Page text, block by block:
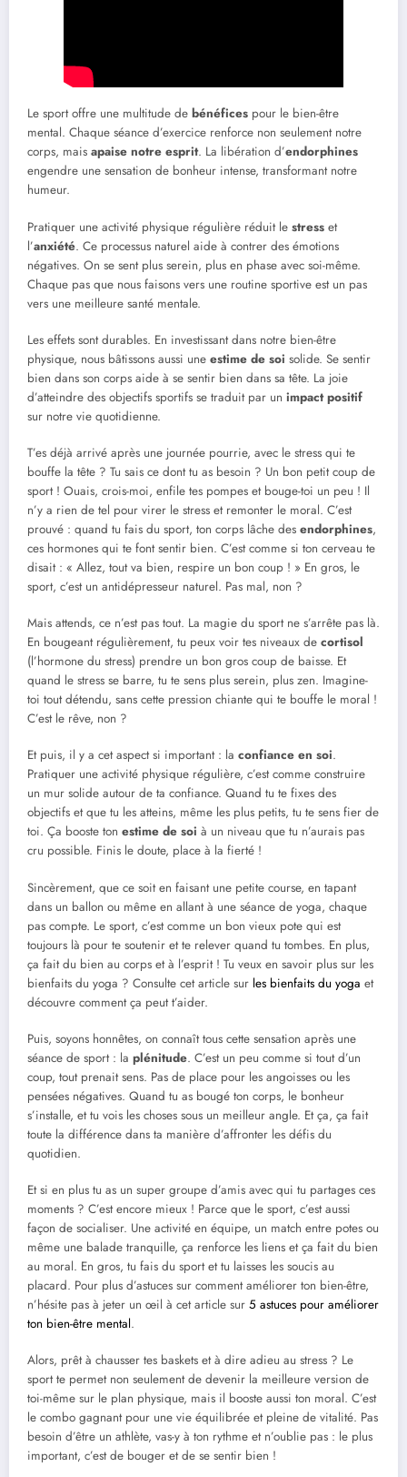
Le sport offre une multitude de bénéfices pour le bien-être
mental. Chaque séance d’exercice renforce non seulement notre
corps, mais apaise notre esprit. La libération d’endorphines
engendre une sensation de bonheur intense, transformant notre
humeur.
Pratiquer une activité physique régulière réduit le stress et
l’anxiété. Ce processus naturel aide à contrer des émotions
négatives. On se sent plus serein, plus en phase avec soi-même.
Chaque pas que nous faisons vers une routine sportive est un pas
vers une meilleure santé mentale.
Les effets sont durables. En investissant dans notre bien-être
physique, nous bâtissons aussi une estime de soi solide. Se sentir
bien dans son corps aide à se sentir bien dans sa tête. La joie
d’atteindre des objectifs sportifs se traduit par un impact positif
sur notre vie quotidienne.
T’es déjà arrivé après une journée pourrie, avec le stress qui te
bouffe la tête ? Tu sais ce dont tu as besoin ? Un bon petit coup de
sport ! Ouais, crois-moi, enfile tes pompes et bouge-toi un peu ! Il
n’y a rien de tel pour virer le stress et remonter le moral. C’est
prouvé : quand tu fais du sport, ton corps lâche des endorphines,
ces hormones qui te font sentir bien. C’est comme si ton cerveau te
disait : « Allez, tout va bien, respire un bon coup ! » En gros, le
sport, c’est un antidépresseur naturel. Pas mal, non ?
Mais attends, ce n’est pas tout. La magie du sport ne s’arrête pas là.
En bougeant régulièrement, tu peux voir tes niveaux de cortisol
(l’hormone du stress) prendre un bon gros coup de baisse. Et
quand le stress se barre, tu te sens plus serein, plus zen. Imagine-
toi tout détendu, sans cette pression chiante qui te bouffe le moral !
C’est le rêve, non ?
Et puis, il y a cet aspect si important : la confiance en soi.
Pratiquer une activité physique régulière, c’est comme construire
un mur solide autour de ta confiance. Quand tu te fixes des
objectifs et que tu les atteins, même les plus petits, tu te sens fier de
toi. Ça booste ton estime de soi à un niveau que tu n’aurais pas
cru possible. Finis le doute, place à la fierté !
Sincèrement, que ce soit en faisant une petite course, en tapant
dans un ballon ou même en allant à une séance de yoga, chaque
pas compte. Le sport, c’est comme un bon vieux pote qui est
toujours là pour te soutenir et te relever quand tu tombes. En plus,
ça fait du bien au corps et à l’esprit ! Tu veux en savoir plus sur les
bienfaits du yoga ? Consulte cet article sur les bienfaits du yoga et
découvre comment ça peut t’aider.
Puis, soyons honnêtes, on connaît tous cette sensation après une
séance de sport : la plénitude. C’est un peu comme si tout d’un
coup, tout prenait sens. Pas de place pour les angoisses ou les
pensées négatives. Quand tu as bougé ton corps, le bonheur
s’installe, et tu vois les choses sous un meilleur angle. Et ça, ça fait
toute la différence dans ta manière d’affronter les défis du
quotidien.
Et si en plus tu as un super groupe d’amis avec qui tu partages ces
moments ? C’est encore mieux ! Parce que le sport, c’est aussi
façon de socialiser. Une activité en équipe, un match entre potes ou
même une balade tranquille, ça renforce les liens et ça fait du bien
au moral. En gros, tu fais du sport et tu laisses les soucis au
placard. Pour plus d’astuces sur comment améliorer ton bien-être,
n’hésite pas à jeter un œil à cet article sur 5 astuces pour améliorer
ton bien-être mental.
Alors, prêt à chausser tes baskets et à dire adieu au stress ? Le
sport te permet non seulement de devenir la meilleure version de
toi-même sur le plan physique, mais il booste aussi ton moral. C’est
le combo gagnant pour une vie équilibrée et pleine de vitalité. Pas
besoin d’être un athlète, vas-y à ton rythme et n’oublie pas : le plus
important, c’est de bouger et de se sentir bien !